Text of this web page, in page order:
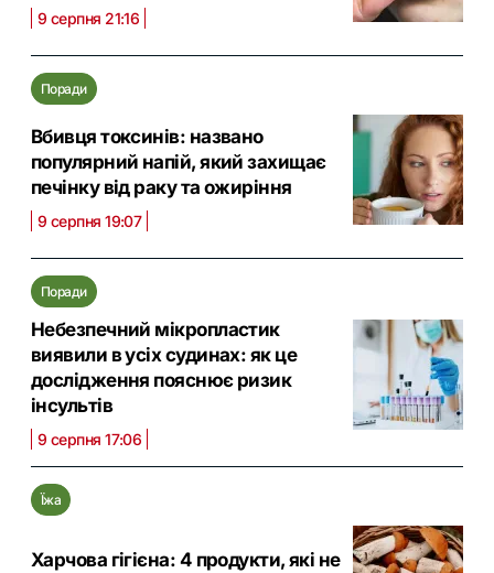
9 серпня 21:16
Поради
Вбивця токсинів: названо
популярний напій, який захищає
печінку від раку та ожиріння
9 серпня 19:07
Поради
Небезпечний мікропластик
виявили в усіх судинах: як це
дослідження пояснює ризик
інсультів
9 серпня 17:06
Їжа
Харчова гігієна: 4 продукти, які не